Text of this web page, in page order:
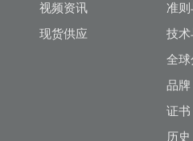
视频资讯
现货供应
准则
技术
全球
品牌
证书
历史